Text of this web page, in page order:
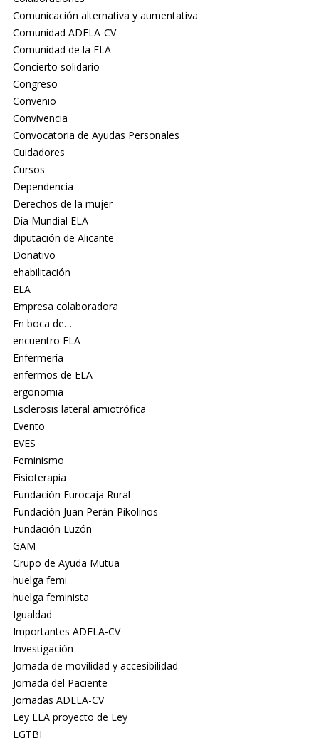
Comunicación alternativa y aumentativa
Comunidad ADELA-CV
Comunidad de la ELA
Concierto solidario
Congreso
Convenio
Convivencia
Convocatoria de Ayudas Personales
Cuidadores
Cursos
Dependencia
Derechos de la mujer
Día Mundial ELA
diputación de Alicante
Donativo
ehabilitación
ELA
Empresa colaboradora
En boca de…
encuentro ELA
Enfermería
enfermos de ELA
ergonomia
Esclerosis lateral amiotrófica
Evento
EVES
Feminismo
Fisioterapia
Fundación Eurocaja Rural
Fundación Juan Perán-Pikolinos
Fundación Luzón
GAM
Grupo de Ayuda Mutua
huelga femi
huelga feminista
Igualdad
Importantes ADELA-CV
Investigación
Jornada de movilidad y accesibilidad
Jornada del Paciente
Jornadas ADELA-CV
Ley ELA proyecto de Ley
LGTBI